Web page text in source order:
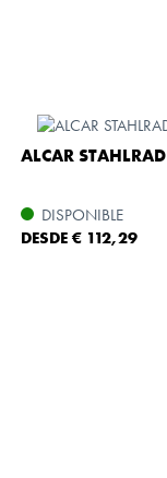
ALCAR STAHLRAD
DISPONIBLE
DESDE € 112,29